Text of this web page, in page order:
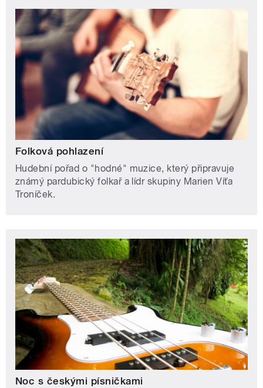
Folková pohlazení
Hudební pořad o "hodné" muzice, který připravuje
známý pardubický folkař a lídr skupiny Marien Víťa
Troníček.
Noc s českými písničkami